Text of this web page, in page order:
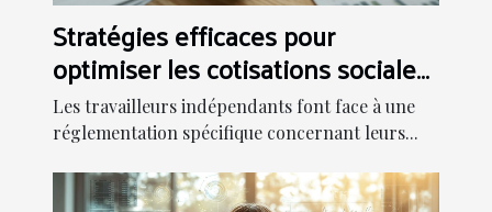
Stratégies efficaces pour
optimiser les cotisations sociales
des indépendants
Les travailleurs indépendants font face à une
réglementation spécifique concernant leurs...